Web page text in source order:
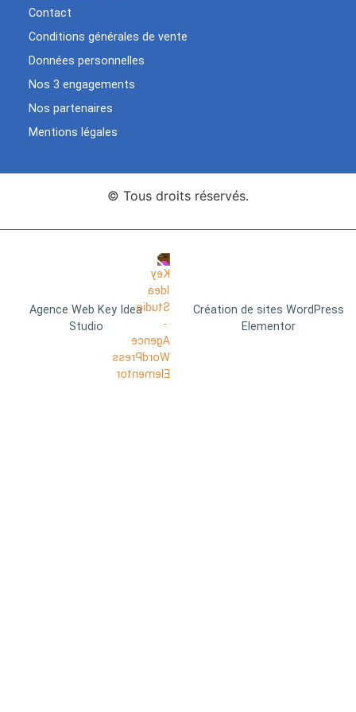
Contact
Conditions générales de vente
Données personnelles
Nos 3 engagements
Nos partenaires
Mentions légales
© Tous droits réservés.
Agence Web Key Idea
Studio
Création de sites WordPress
Elementor